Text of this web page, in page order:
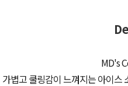
MD's
가볍고 쿨링감이 느껴지는 아이스